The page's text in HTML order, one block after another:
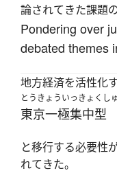
論されてきた課題
Pondering over
debated themes
地方経済を活性化
とうきょういっきょくし
東京一極集中型
と移行する必要性
れてきた。